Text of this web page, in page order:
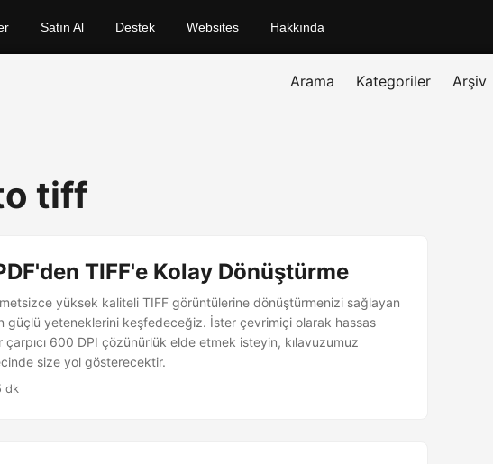
Satın Al Destek Websites Hakkında
Arama Kategoriler Arşiv
tiff
TIFF'e Kolay Dönüştürme
yüksek kaliteli TIFF görüntülerine dönüştürmenizi sağlayan
güçlü yeteneklerini keşfedeceğiz. İster çevrimiçi olarak hassas
çarpıcı 600 DPI çözünürlük elde etmek isteyin, kılavuzumuz
size yol gösterecektir.
dk